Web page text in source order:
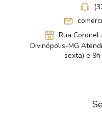
Rua Coronel
Divinópolis-MG
sexta) e